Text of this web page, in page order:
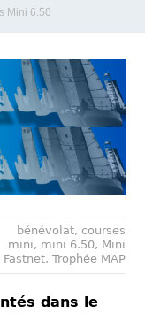
Mini 6.50
bénévolat, courses
mini, mini 6.50, Mini
Fastnet, Trophée MAP
dans le